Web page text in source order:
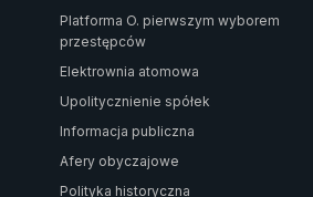
Platforma O. pierwszym wyborem
przestępców
Elektrownia atomowa
Upolitycznienie spółek
Informacja publiczna
Afery obyczajowe
Polityka historyczna